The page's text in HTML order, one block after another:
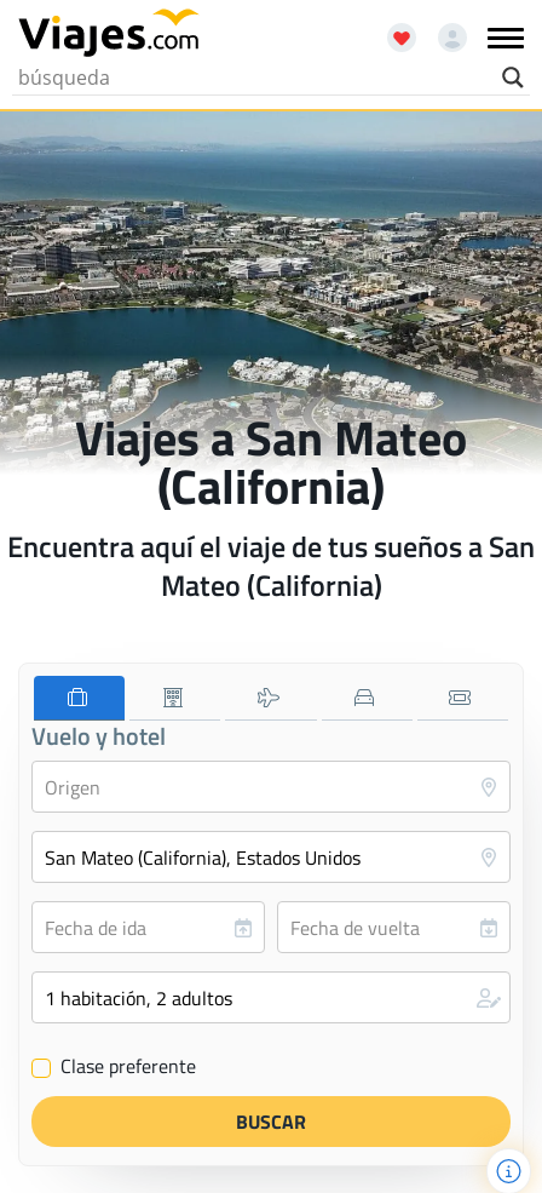
Viajes a San Mateo
(California)
Encuentra aquí el viaje de tus sueños a San
Mateo (California)
Vuelo y hotel
✔ Clase preferente